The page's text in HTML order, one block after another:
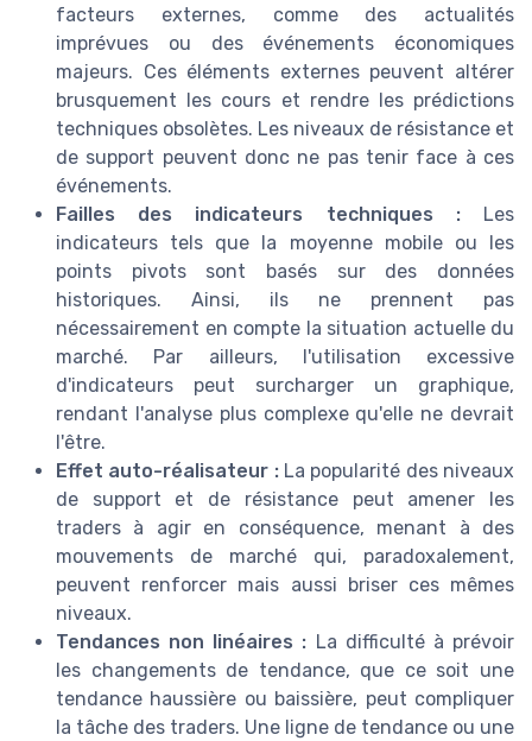
facteurs externes, comme des actualités
imprévues ou des événements économiques
majeurs. Ces éléments externes peuvent altérer
brusquement les cours et rendre les prédictions
techniques obsolètes. Les niveaux de résistance et
de support peuvent donc ne pas tenir face à ces
événements.
Failles des indicateurs techniques :Les
indicateurs tels que la moyenne mobile ou les
points pivots sont basés sur des données
historiques. Ainsi, ils ne prennent pas
nécessairement en compte la situation actuelle du
marché. Par ailleurs, l'utilisation excessive
d'indicateurs peut surcharger un graphique,
rendant l'analyse plus complexe qu'elle ne devrait
l'être.
Effet auto-réalisateur :La popularité des niveaux
de support et de résistance peut amener les
traders à agir en conséquence, menant à des
mouvements de marché qui, paradoxalement,
peuvent renforcer mais aussi briser ces mêmes
niveaux.
Tendances non linéaires : La difficulté à prévoir
les changements de tendance, que ce soit une
tendance haussière ou baissière, peut compliquer
la tâche des traders. Une ligne de tendance ou une